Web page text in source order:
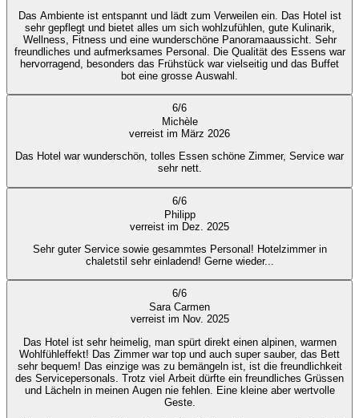
Das Ambiente ist entspannt und lädt zum Verweilen ein. Das Hotel ist
sehr gepflegt und bietet alles um sich wohlzufühlen, gute Kulinarik,
Wellness, Fitness und eine wunderschöne Panoramaaussicht. Sehr
freundliches und aufmerksames Personal. Die Qualität des Essens war
hervorragend, besonders das Frühstück war vielseitig und das Buffet
bot eine grosse Auswahl.
6/6
Michèle
verreist im März 2026
Das Hotel war wunderschön, tolles Essen schöne Zimmer, Service war
sehr nett.
6/6
Philipp
verreist im Dez. 2025
Sehr guter Service sowie gesammtes Personal! Hotelzimmer in
chaletstil sehr einladend! Gerne wieder...
6/6
Sara Carmen
verreist im Nov. 2025
Das Hotel ist sehr heimelig, man spürt direkt einen alpinen, warmen
Wohlfühleffekt! Das Zimmer war top und auch super sauber, das Bett
sehr bequem! Das einzige was zu bemängeln ist, ist die freundlichkeit
des Servicepersonals. Trotz viel Arbeit dürfte ein freundliches Grüssen
und Lächeln in meinen Augen nie fehlen. Eine kleine aber wertvolle
Geste.